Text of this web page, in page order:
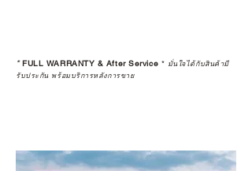
*FULL WARRANTY & After Service * มั่นใจได้กับสินค้ามี
รับประกัน พร้อมบริการหลังการขาย